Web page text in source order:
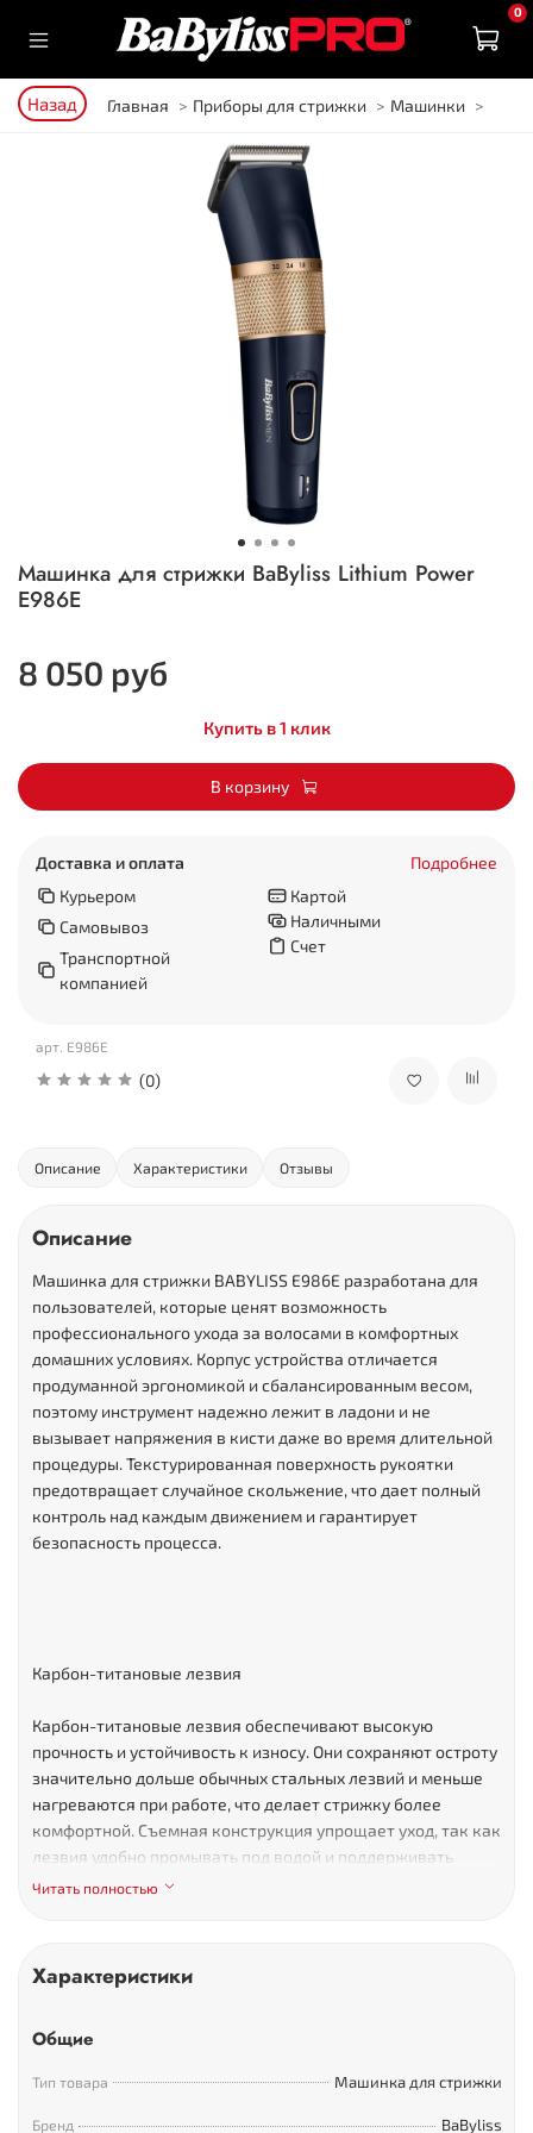
0
Назад Главная Приборы для стрижки Машинки
арт. E986E
(0)
Машинка для стрижки BaByliss Lithium Power
E986E
8 050 руб
Купить в 1 клик
В корзину
Доставка и оплата
Подробнее
Курьером
Самовывоз
Транспортной
компанией
Картой
Наличными
Счет
Описание Характеристики Отзывы
Описание
Машинка для стрижки BABYLISS E986E разработана для
пользователей, которые ценят возможность
профессионального ухода за волосами в комфортных
домашних условиях. Корпус устройства отличается
продуманной эргономикой и сбалансированным весом,
поэтому инструмент надежно лежит в ладони и не
вызывает напряжения в кисти даже во время длительной
процедуры. Текстурированная поверхность рукоятки
предотвращает случайное скольжение, что дает полный
контроль над каждым движением и гарантирует
безопасность процесса.
Карбон-титановые лезвия
Карбон-титановые лезвия обеспечивают высокую
прочность и устойчивость к износу. Они сохраняют остроту
значительно дольше обычных стальных лезвий и меньше
нагреваются при работе, что делает стрижку более
комфортной. Съемная конструкция упрощает уход, так как
лезвия удобно промывать под водой и поддерживать
чистоту без дополнительных средств.
помогает внушительный арсенал настроек длины. В
комплекте поставляются 8 направляющих насадок, с
Читать полностью
Характеристики
Общие
Тип товара Машинка для стрижки
Бренд BaByliss